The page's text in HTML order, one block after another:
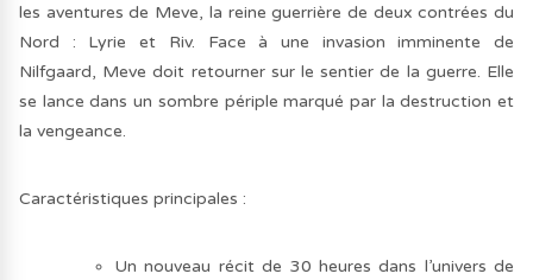
les aventures de Meve, la reine guerrière de deux contrées du
Nord : Lyrie et Riv. Face à une invasion imminente de
Nilfgaard, Meve doit retourner sur le sentier de la guerre. Elle
se lance dans un sombre périple marqué par la destruction et
la vengeance.
Caractéristiques principales :
Un nouveau récit de 30 heures dans l’univers de